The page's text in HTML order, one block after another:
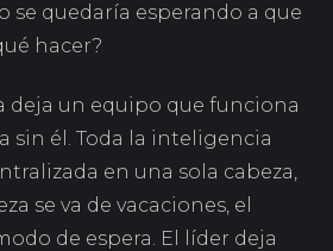
se quedaría esperando a que
hacer?
deja un equipo que funciona
sin él. Toda la inteligencia
en una sola cabeza,
se va de vacaciones, el
de espera. El líder deja